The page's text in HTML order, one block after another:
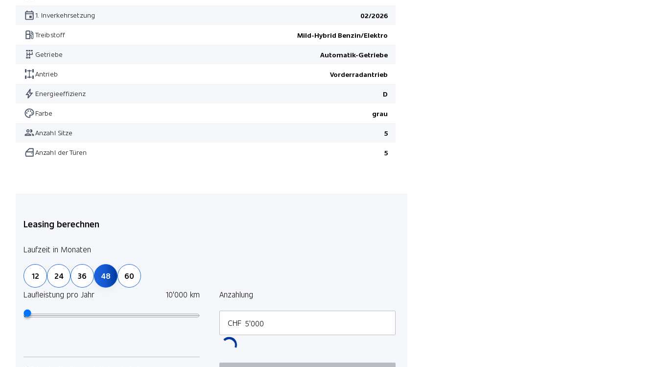
1. Inverkehrsetzung 02/2026
Treibstoff Mild-Hybrid Benzin/Elektro
Getriebe Automatik-Getriebe
Antrieb Vorderradantrieb
Energieeffizienz D
Farbe grau
Anzahl Sitze 5
Anzahl der Türen 5
Leasing berechnen
Laufzeit in Monaten
12 24 36 48
60
Laufleistung pro Jahr
10'000 km Anzahlung
CHF